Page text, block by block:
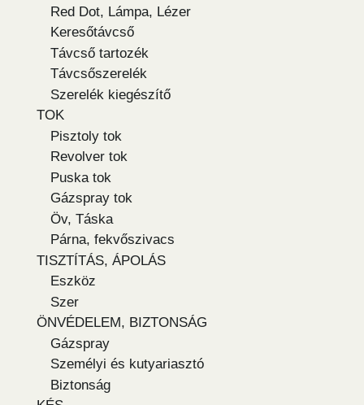
Red Dot, Lámpa, Lézer
Keresőtávcső
Távcső tartozék
Távcsőszerelék
Szerelék kiegészítő
TOK
Pisztoly tok
Revolver tok
Puska tok
Gázspray tok
Öv, Táska
Párna, fekvőszivacs
TISZTÍTÁS, ÁPOLÁS
Eszköz
Szer
ÖNVÉDELEM, BIZTONSÁG
Gázspray
Személyi és kutyariasztó
Biztonság